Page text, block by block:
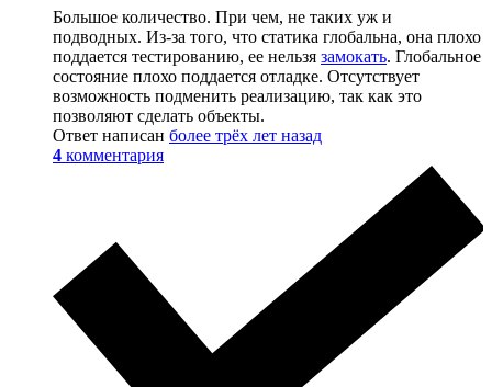
Большое количество. При чем, не таких уж и
подводных. Из-за того, что статика глобальна, она плохо
поддается тестированию, ее нельзя замокать. Глобальное
состояние плохо поддается отладке. Отсутствует
возможность подменить реализацию, так как это
позволяют сделать объекты.
Ответ написан более трёх лет назад
4 комментария